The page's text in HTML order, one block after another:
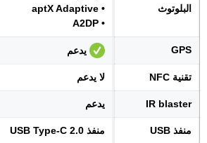
البلوتوث
• aptX Adaptive
• A2DP
GPS يدعم
تقنية NFC لا يدعم
IR blaster يدعم
منفذ USB منفذ USB Type-C 2.0